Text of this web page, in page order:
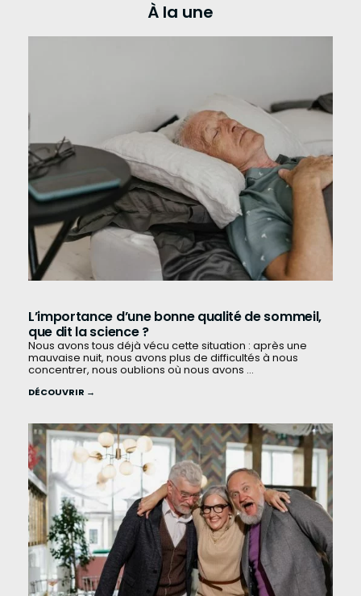
À la une
L’importance d’une bonne qualité de sommeil,
que dit la science ?
Nous avons tous déjà vécu cette situation : après une
mauvaise nuit, nous avons plus de difficultés à nous
concentrer, nous oublions où nous avons ...
DÉCOUVRIR →